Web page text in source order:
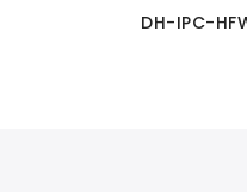
DH-IPC-